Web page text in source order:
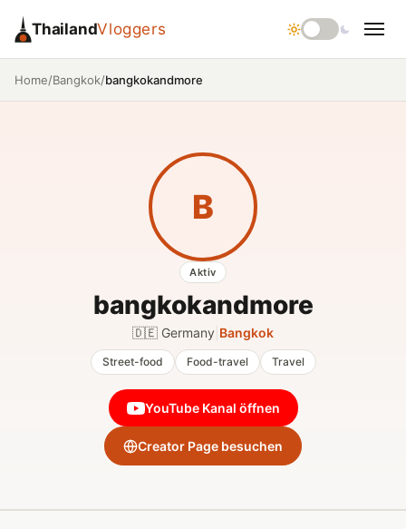
ThailandVloggers
Home/Bangkok/bangkokandmore
B
Aktiv
bangkokandmore
🇩🇪 Germany Bangkok
Street-food Food-travel Travel
YouTube Kanal öffnen
Creator Page besuchen